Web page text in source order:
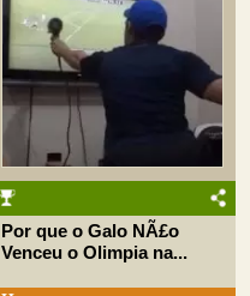
Por que o Galo NÃ£o
Venceu o Olimpia na...